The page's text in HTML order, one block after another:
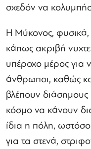
σχεδόν να
Η Μύκονος, φυσικά,
κάπως ακριβή
υπέροχο μέρος για
άνθρωποι, καθώς
βλέπουν
κόσμο να κάνουν
ίδια η πόλη,
για τα στενά,